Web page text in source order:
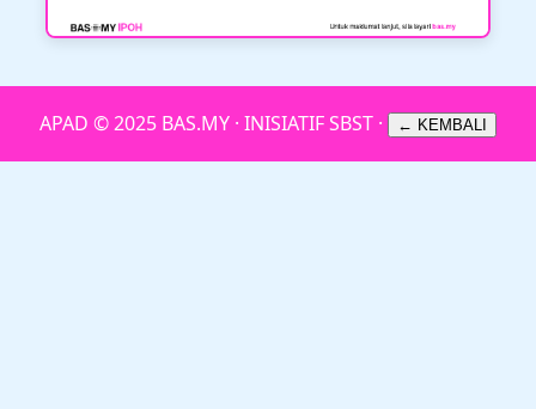
APAD © 2025 BAS.MY · INISIATIF SBST · ← KEMBALI